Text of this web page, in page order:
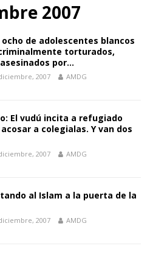
2007
ocho de adolescentes blancos
torturados,
por…
2007 AMDG
El vudú incita a refugiado
a colegialas. Y van dos
2007 AMDG
al Islam a la puerta de la
2007 AMDG